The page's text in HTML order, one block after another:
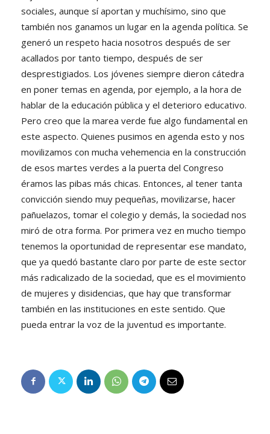
sociales, aunque sí aportan y muchísimo, sino que
también nos ganamos un lugar en la agenda política. Se
generó un respeto hacia nosotros después de ser
acallados por tanto tiempo, después de ser
desprestigiados. Los jóvenes siempre dieron cátedra
en poner temas en agenda, por ejemplo, a la hora de
hablar de la educación pública y el deterioro educativo.
Pero creo que la marea verde fue algo fundamental en
este aspecto. Quienes pusimos en agenda esto y nos
movilizamos con mucha vehemencia en la construcción
de esos martes verdes a la puerta del Congreso
éramos las pibas más chicas. Entonces, al tener tanta
convicción siendo muy pequeñas, movilizarse, hacer
pañuelazos, tomar el colegio y demás, la sociedad nos
miró de otra forma. Por primera vez en mucho tiempo
tenemos la oportunidad de representar ese mandato,
que ya quedó bastante claro por parte de este sector
más radicalizado de la sociedad, que es el movimiento
de mujeres y disidencias, que hay que transformar
también en las instituciones en este sentido. Que
pueda entrar la voz de la juventud es importante.